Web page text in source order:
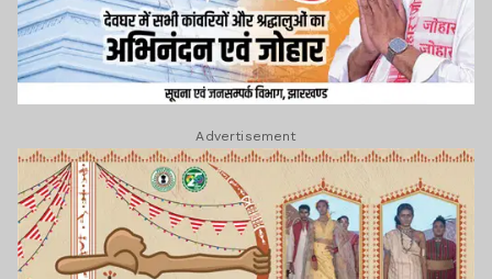
Advertisement